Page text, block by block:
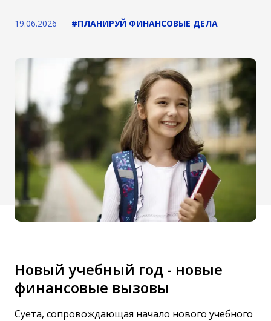
19.06.2026 #ПЛАНИРУЙ ФИНАНСОВЫЕ ДЕЛА
Новый учебный год - новые
финансовые вызовы
Суета, сопровождающая начало нового учебного